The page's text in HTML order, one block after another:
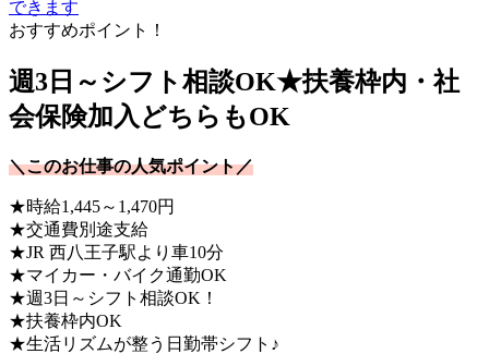
できます
おすすめポイント！
週3日～シフト相談OK★扶養枠内・社
会保険加入どちらもOK
＼このお仕事の人気ポイント／
★時給1,445～1,470円
★交通費別途支給
★JR 西八王子駅より車10分
★マイカー・バイク通勤OK
★週3日～シフト相談OK！
★扶養枠内OK
★生活リズムが整う日勤帯シフト♪